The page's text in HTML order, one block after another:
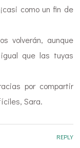
como un fin de
volverán, aunque
que las tuyas
por compartir
Sara.
REPLY